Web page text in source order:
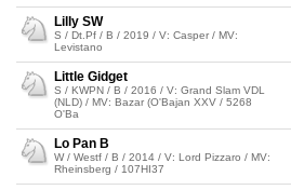
Lilly SW
S / Dt.Pf / B / 2019 / V: Casper / MV:
Levistano
Little Gidget
S / KWPN / B / 2016 / V: Grand Slam VDL
(NLD) / MV: Bazar (O'Bajan XXV / 5268
O'Ba
Lo Pan B
W / Westf / B / 2014 / V: Lord Pizzaro / MV:
Rheinsberg / 107HI37